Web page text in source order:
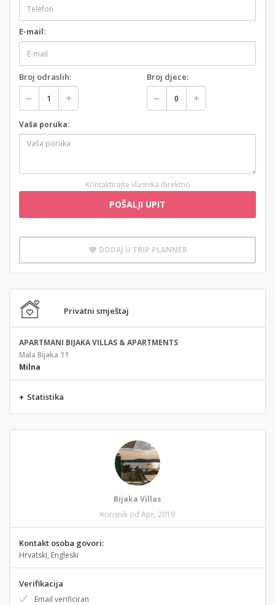
E-mail:
Broj odraslih: Broj djece:
Vaša poruka:
Kontaktirajte vlasnika direktno
POŠALJI UPIT
DODAJ U TRIP PLANNER
Privatni smještaj
APARTMANI BIJAKA VILLAS & APARTMENTS
Mala Bijaka 11
Milna
+ Statistika
Bijaka Villas
Korisnik od Apr, 2019
Kontakt osoba govori:
Hrvatski, Engleski
Verifikacija
Email verificiran